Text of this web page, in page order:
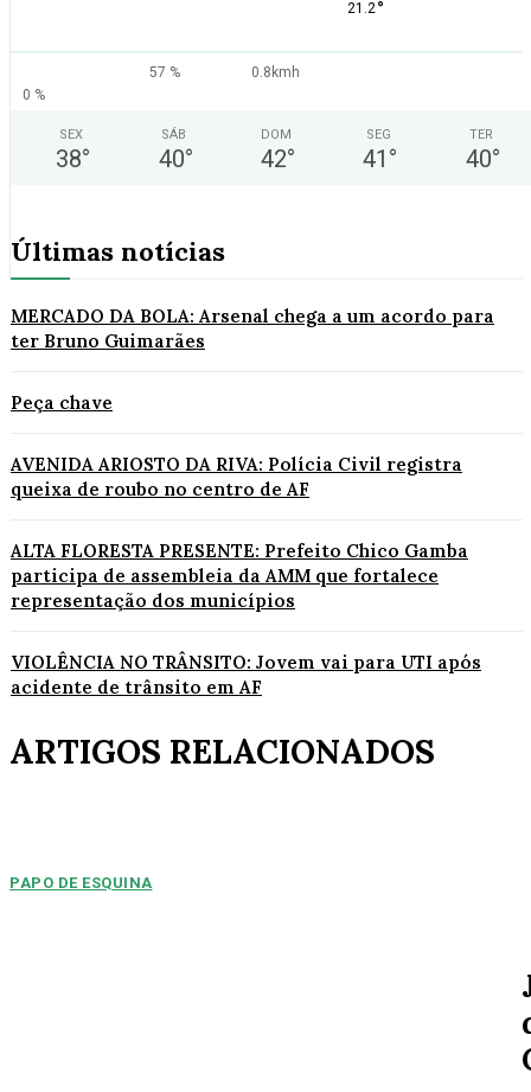
21.2°
57 %
0.8kmh
0 %
SEX
38°
SÁB
40°
DOM
42°
SEG
41 °
TER
40°
Últimas notícias
MERCADO DA BOLA: Arsenal chega a um acordo para
ter Bruno Guimarães
Peça chave
AVENIDA ARIOSTO DA RIVA: Polícia Civil registra
queixa de roubo no centro de AF
ALTA FLORESTA PRESENTE: Prefeito Chico Gamba
participa de assembleia da AMM que fortalece
representação dos municípios
VIOLÊNCIA NO TRÂNSITO: Jovem vai para UTI após
acidente de trânsito em AF
ARTIGOS RELACIONADOS
PAPO DE ESQUINA